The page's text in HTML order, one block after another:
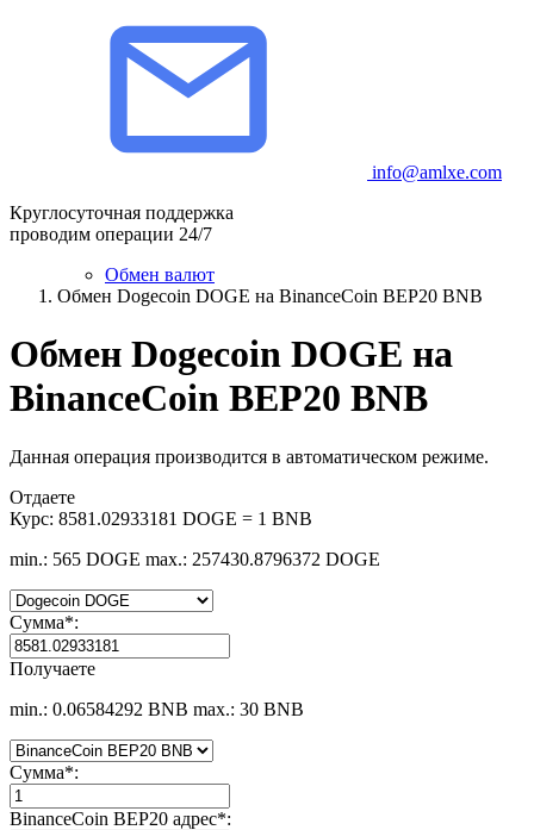
info@amlxe.com
Круглосуточная поддержка
проводим операции 24/7
Обмен валют
Обмен Dogecoin DOGE на BinanceCoin BEP20 BNB
Обмен Dogecoin DOGE на
BinanceCoin BEP20 BNB
Данная операция производится в автоматическом режиме.
Отдаете
Курс: 8581.02933181 DOGE = 1 BNB
min.: 565 DOGE max.: 257430.8796372 DOGE
Сумма*:
Получаете
min.: 0.06584292 BNB max.: 30 BNB
Сумма*:
BinanceCoin BEP20 адрес*: